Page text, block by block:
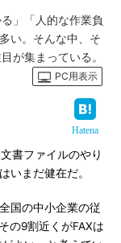
」「人的な作業負
い。そんな中、そ
が集まっている。
PC用表示
Hatena
書ファイルのやり
いまだ健在だ。
国の中小企業の従
の9割近くがFAXは